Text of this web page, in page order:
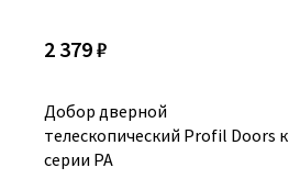
2 379 ₽
Добор дверной
телескопический Profil Doors к
серии PA